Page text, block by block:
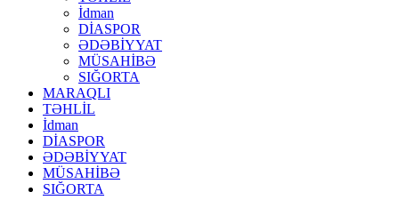
İdman
DİASPOR
ƏDƏBİYYAT
MÜSAHİBƏ
SIĞORTA
MARAQLI
TƏHLİL
İdman
DİASPOR
ƏDƏBİYYAT
MÜSAHİBƏ
SIĞORTA